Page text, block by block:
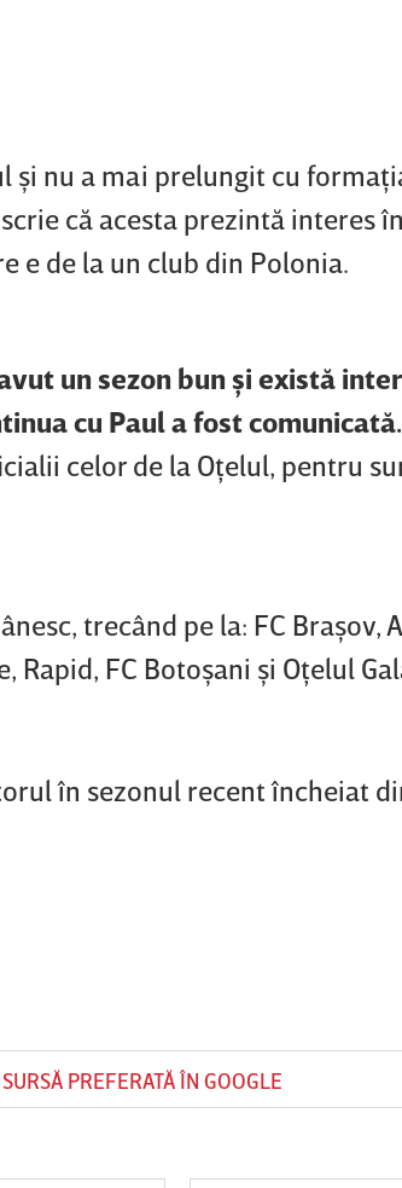
şi nu a mai prelungit cu
scrie că acesta prezintă interes în
e de la un club din Polonia.
un sezon bun şi există
cu Paul a fost
celor de la Oţelul, pentru
trecând pe la: FC Braşov,
Rapid, FC Botoşani şi Oţelul
în sezonul recent încheiat
PREFERATĂ ÎN GOOGLE